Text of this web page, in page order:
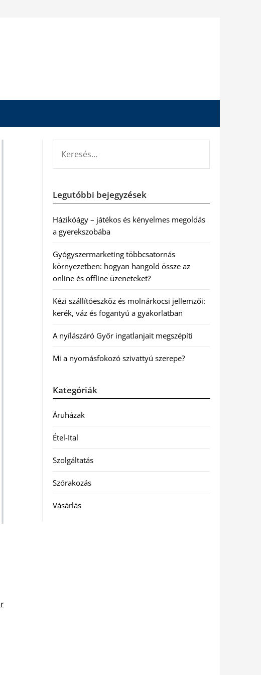
Legutóbbi bejegyzések
Házikóágy – játékos és kényelmes megoldás
a gyerekszobába
Gyógyszermarketing többcsatornás
környezetben: hogyan hangold össze az
online és offline üzeneteket?
Kézi szállítóeszköz és molnárkocsi jellemzői:
kerék, váz és fogantyú a gyakorlatban
A nyílászáró Győr ingatlanjait megszépíti
Mi a nyomásfokozó szivattyú szerepe?
Kategóriák
Áruházak
Étel-Ital
Szolgáltatás
Szórakozás
Vásárlás